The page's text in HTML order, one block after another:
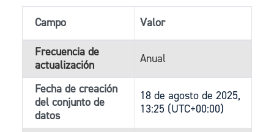
Campo Valor
Frecuencia de
actualización
Anual
Fecha de creación
del conjunto de
datos
18 de agosto de 2025,
13:25 (UTC+00:00)